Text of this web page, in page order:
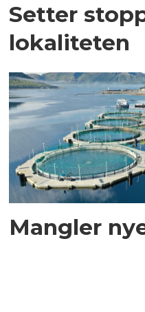
Setter
lokaliteten
Mangler